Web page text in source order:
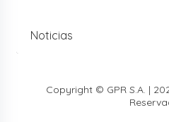
Noticias
Copyright © GPR S.A. |